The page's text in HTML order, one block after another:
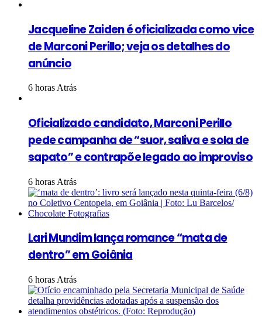
Jacqueline Zaiden é oficializada como vice
de Marconi Perillo; veja os detalhes do
anúncio
6 horas Atrás
Oficializado candidato, Marconi Perillo
pede campanha de “suor, saliva e sola de
sapato” e contrapõe legado ao improviso
6 horas Atrás
Lari Mundim lança romance “mata de
dentro” em Goiânia
6 horas Atrás